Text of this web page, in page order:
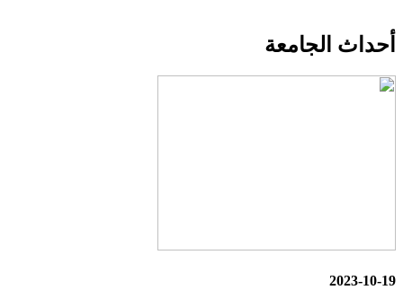
أحداث الجامعة
2023-10-19